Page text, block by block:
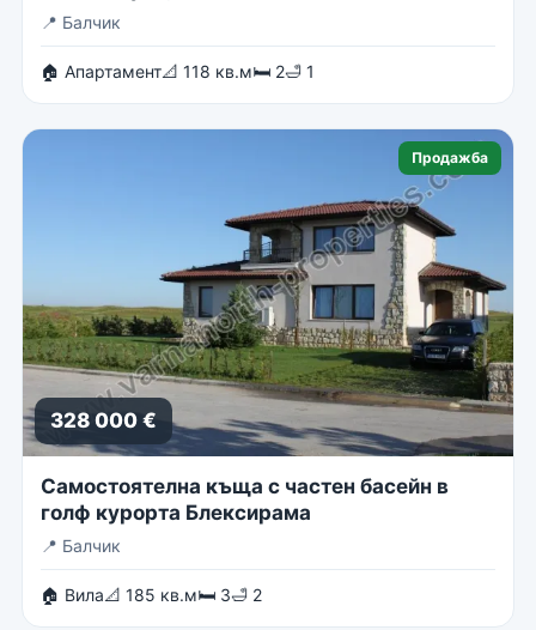
📍 Балчик
🏠 Апартамент📐 118 кв.м🛏 2🛁 1
Продажба
328 000 €
Самостоятелна къща с частен басейн в
голф курорта Блексирама
📍 Балчик
🏠 Вила📐 185 кв.м🛏 3🛁 2